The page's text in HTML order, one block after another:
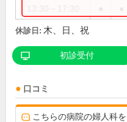
休診日: 木、日、祝
初診受付
口コミ
こちらの病院の婦人科を